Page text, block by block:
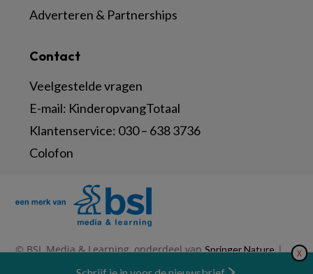
Contact
Veelgestelde vragen
E-mail: KinderopvangTotaal
Klantenservice: 030 – 638 3736
Colofon
Adverteren & Partnerships
© BSL Media & Learning, onderdeel vanSpringer Nature| X